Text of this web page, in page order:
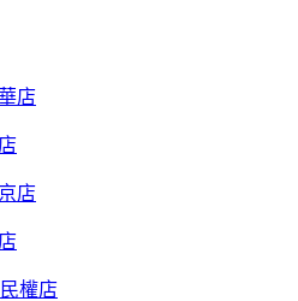
店
店
權店